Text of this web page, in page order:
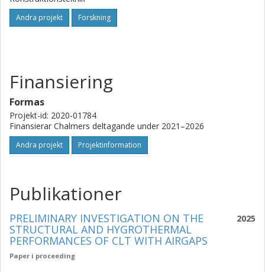
Andra projekt Forskning
Finansiering
Formas
Projekt-id: 2020-01784
Finansierar Chalmers deltagande under 2021–2026
Andra projekt Projektinformation
Publikationer
2025
PRELIMINARY INVESTIGATION ON THE
STRUCTURAL AND HYGROTHERMAL
PERFORMANCES OF CLT WITH AIRGAPS
Paper i proceeding